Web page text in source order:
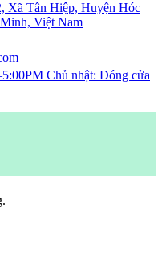
Xã Tân Hiệp, Huyện Hóc
Việt Nam
Chủ nhật: Đóng cửa